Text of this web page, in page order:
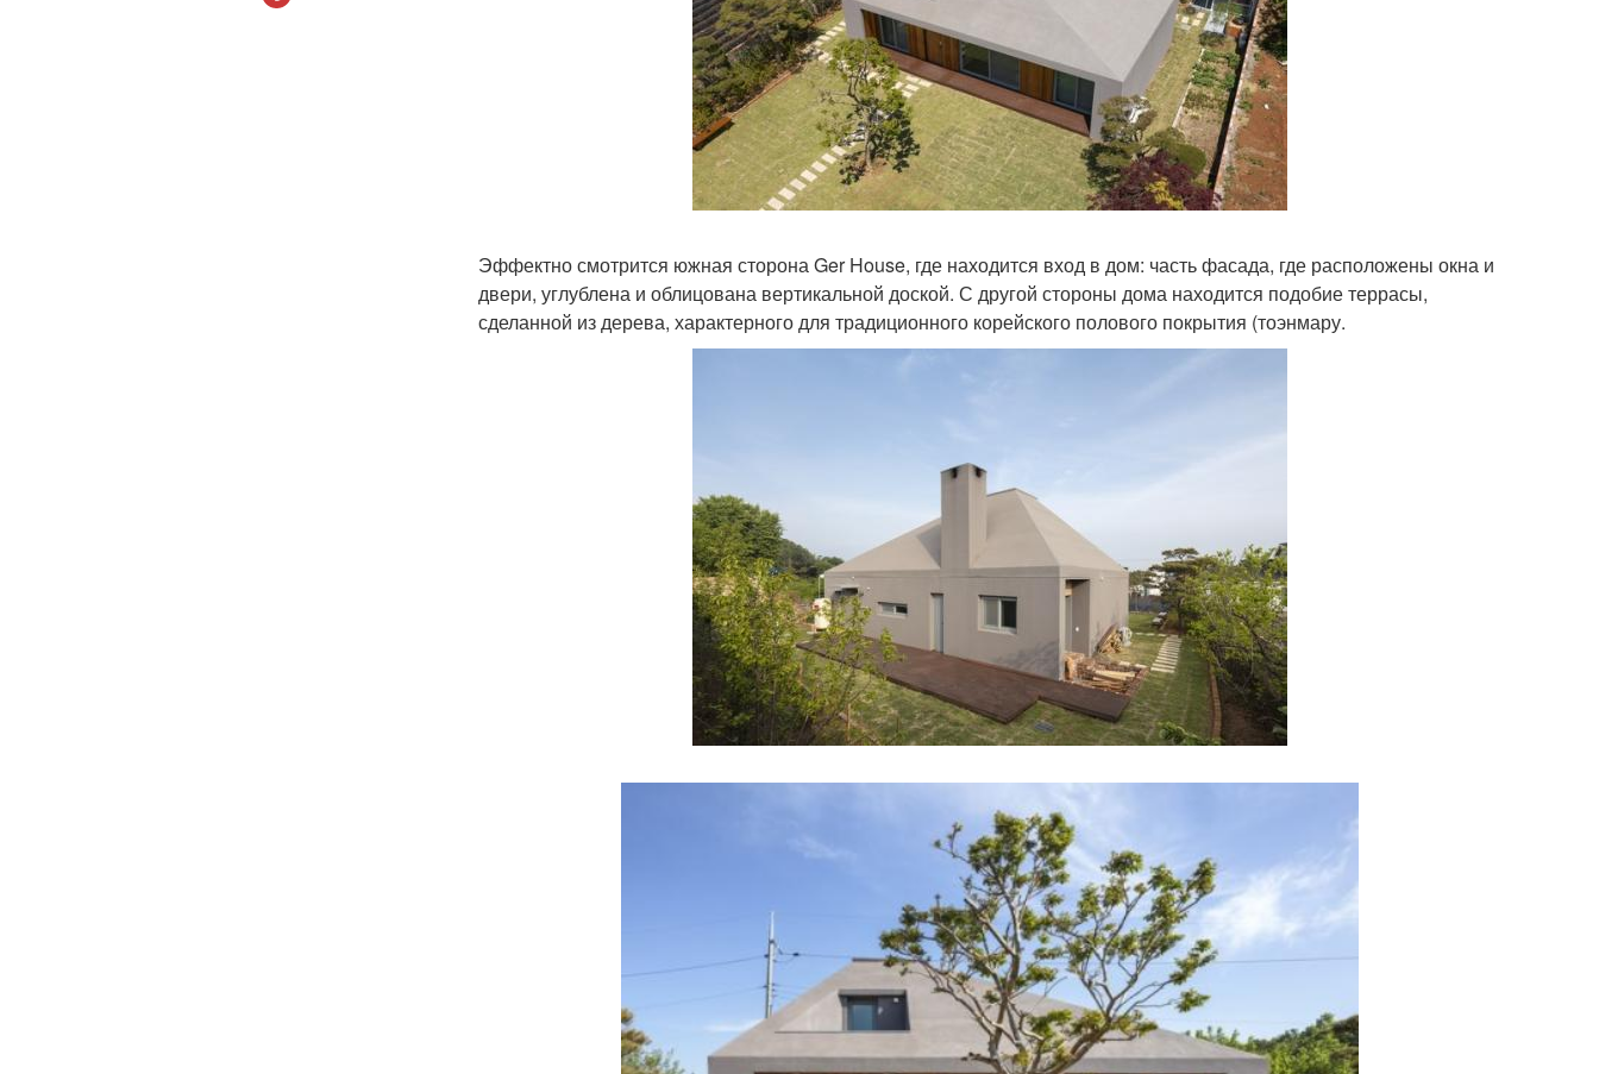
Эффектно смотрится южная сторона Ger House, где находится вход в дом: часть фасада, где расположены окна и
двери, углублена и облицована вертикальной доской. С другой стороны дома находится подобие террасы,
сделанной из дерева, характерного для традиционного корейского полового покрытия (тоэнмару.